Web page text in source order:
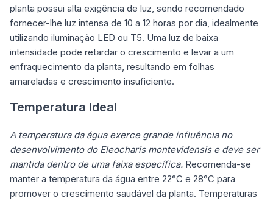
planta possui alta exigência de luz, sendo recomendado
fornecer-lhe luz intensa de 10 a 12 horas por dia, idealmente
utilizando iluminação LED ou T5. Uma luz de baixa
intensidade pode retardar o crescimento e levar a um
enfraquecimento da planta, resultando em folhas
amareladas e crescimento insuficiente.
Temperatura Ideal
A temperatura da água exerce grande influência no
desenvolvimento do Eleocharis montevidensis e deve ser
mantida dentro de uma faixa específica. Recomenda-se
manter a temperatura da água entre 22°C e 28°C para
promover o crescimento saudável da planta. Temperaturas